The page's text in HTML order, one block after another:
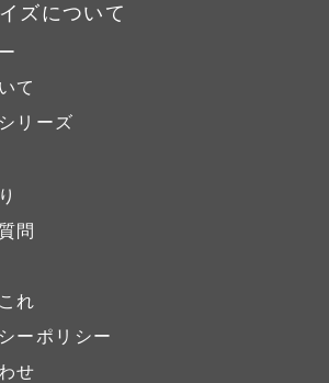
モールアイテム
ード
ース
スモールアイテム
ード
ズについて
て
リーズ
問
れ
ーポリシー
せ